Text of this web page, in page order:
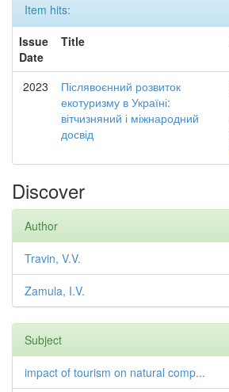
Item hits:
Issue
Date
Title
2023
Післявоєнний розвиток
екотуризму в Україні:
вітчизняний і міжнародний
досвід
Discover
Author
Travin, V.V.
Zamula, I.V.
Subject
impact of tourism on natural comp...